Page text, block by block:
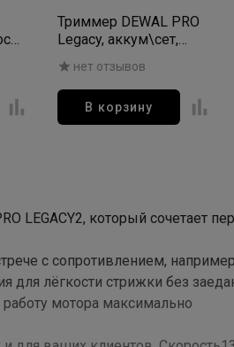
Триммер DEWAL PRO
Legacy, аккум\сет,
11000 об\мин, нож
40мм, 0,2 мм
нет отзывов
В корзину
LEGACY2, который сочетает
с сопротивлением,
для лёгкости стрижки без
мотора максимально